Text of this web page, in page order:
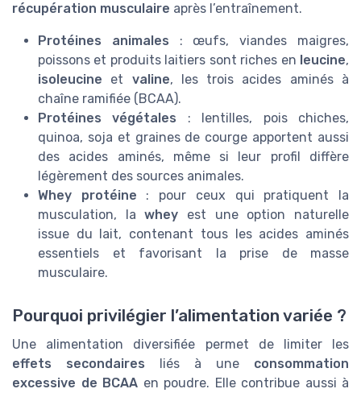
récupération musculaire après l’entraînement.
Protéines animales : œufs, viandes maigres,
poissons et produits laitiers sont riches en leucine,
isoleucine et valine, les trois acides aminés à
chaîne ramifiée (BCAA).
Protéines végétales : lentilles, pois chiches,
quinoa, soja et graines de courge apportent aussi
des acides aminés, même si leur profil diffère
légèrement des sources animales.
Whey protéine : pour ceux qui pratiquent la
musculation, lawhey est une option naturelle
issue du lait, contenant tous les acides aminés
essentiels et favorisant la prise de masse
musculaire.
Pourquoi privilégier l’alimentation variée ?
Une alimentation diversifiée permet de limiter les
effets secondaires liés à une consommation
excessive de BCAA en poudre. Elle contribue aussi à